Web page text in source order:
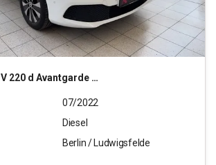
V 220 d Avantgarde lang (EURO 6d)
07/2022
Diesel
Berlin / Ludwigsfelde